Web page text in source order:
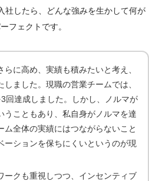
社したら、どんな強みを生かして何が
フェクトです。
らに高め、実績も積みたいと考え、
しました。現職の営業チームでは、
回達成しました。しかし、ノルマが
うこともあり、私自身がノルマを達
ム全体の実績にはつながらないこと
ーションを保ちにくいというのが現
ークも重視しつつ、インセンティブ